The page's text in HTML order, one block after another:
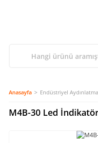
Anasayfa Endüstriyel
M4B-30 Led